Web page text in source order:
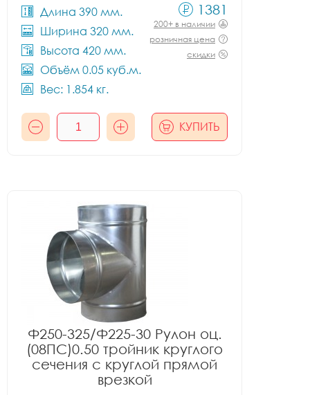
Длина 390 мм.
Ширина 320 мм.
Высота 420 мм.
Объём 0.05 куб.м.
Вес: 1.854 кг.
1381
200+ в наличии
розничная цена
скидки
КУПИТЬ
Ф250-325/Ф225-30 Рулон оц.
(08ПС)0.50 тройник круглого
сечения с круглой прямой
врезкой